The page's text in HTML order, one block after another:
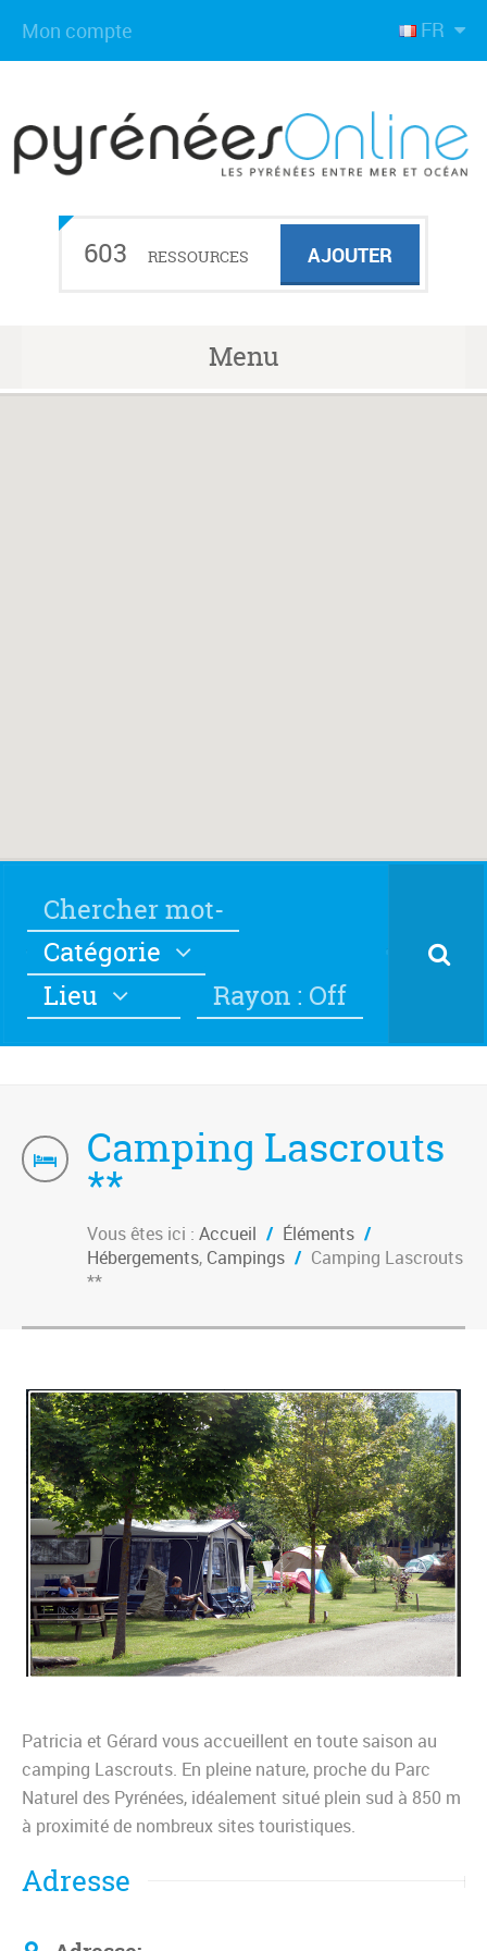
FR
Mon compte
603 RESSOURCES AJOUTER
Menu
Catégorie
Lieu
Rayon : Off
Camping Lascrouts
**
Vous êtes ici : Accueil / Éléments /
Hébergements, Campings / Camping Lascrouts
**
Patricia et Gérard vous accueillent en toute saison au
camping Lascrouts. En pleine nature, proche du Parc
Naturel des Pyrénées, idéalement situé plein sud à 850 m
à proximité de nombreux sites touristiques.
Adresse